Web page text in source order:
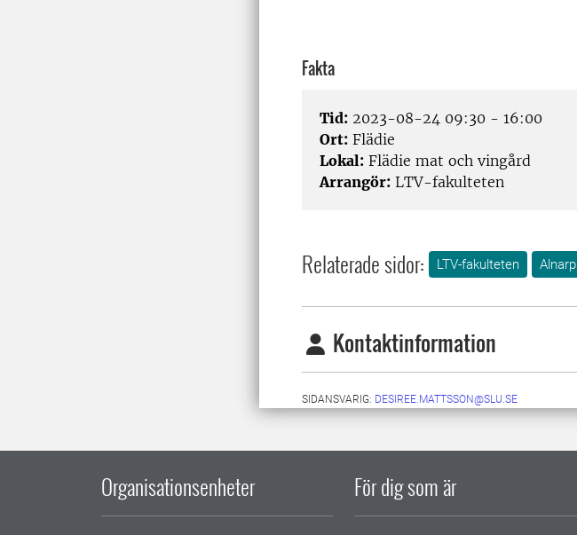
Fakta
Tid: 2023-08-24 09:30 - 16:00
Ort: Flädie
Lokal: Flädie mat och vingård
Arrangör: LTV-fakulteten
Relaterade sidor: LTV-fakulteten Alnarp
Kontaktinformation
SIDANSVARIG: DESIREE.MATTSSON@SLU.SE
Organisationsenheter För dig som är